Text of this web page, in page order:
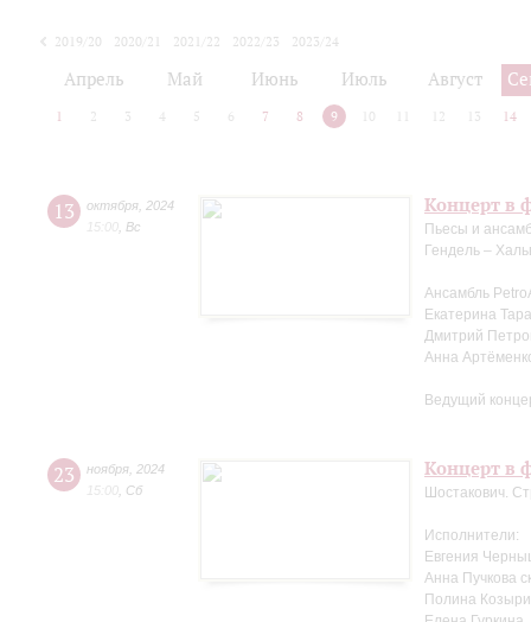
2019/20 2020/21 2021/22 2022/23
2023/24
Апрель Май Июнь Июль Август
1 2 3 4 5 6 7 8 9 10 12 13 14
13 октября 2024
15:00 Вс
Концерт в
Пьесы и
Гендель –
Ансамбль
Екатерина
Дмитрий
Анна
Ведущий
23 ноября 2024
15:00 Сб
Концерт в
Шостакович.
Исполнители:
Евгения
Анна Пучкова
Полина